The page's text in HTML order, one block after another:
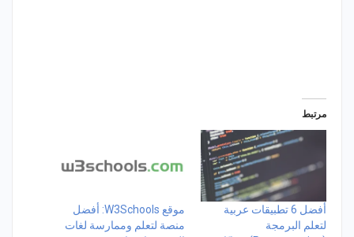
مرتبط
أفضل 6 تطبيقات عربية
لتعلم البرمجة
موقع W3Schools: أفضل
منصة لتعلم وممارسة لغات